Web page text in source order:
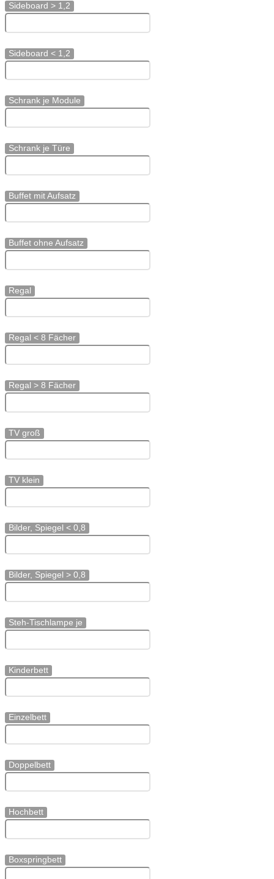
Sideboard > 1,2
Sideboard < 1,2
Schrank je Module
Schrank je Türe
Buffet mit Aufsatz
Buffet ohne Aufsatz
Regal
Regal < 8 Fächer
Regal > 8 Fächer
TV groß
TV klein
Bilder, Spiegel < 0,8
Bilder, Spiegel > 0,8
Steh-Tischlampe je
Kinderbett
Einzelbett
Doppelbett
Hochbett
Boxspringbett